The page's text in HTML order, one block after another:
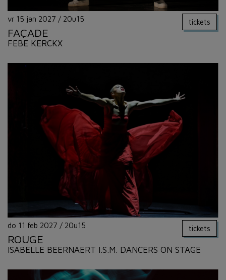
vr 15 jan 2027 / 20u15 tickets
FAÇADE
FEBE KERCKX
do 11 feb 2027 / 20u15 tickets
ROUGE
ISABELLE BEERNAERT I.S.M. DANCERS ON STAGE